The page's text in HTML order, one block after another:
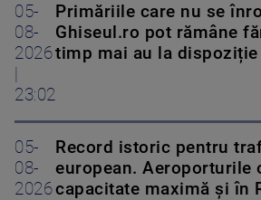
05-
08-
2026
23:02
Primăriile care nu se
Ghiseul.ro pot rămâne
timp mai au la dispoziție
05-
08-
2026
Record istoric pentru
european. Aeroporturile
capacitate maximă și în